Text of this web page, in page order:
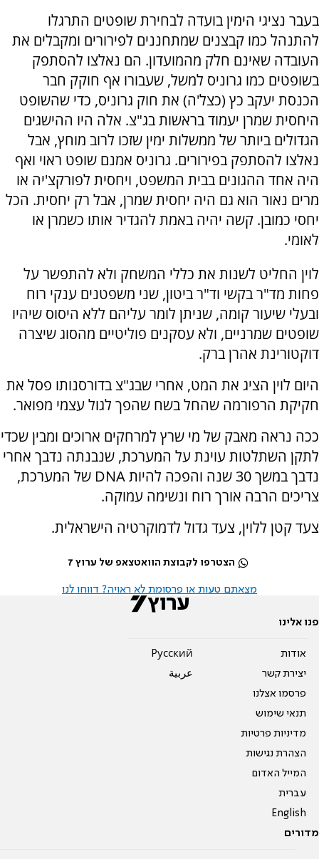
בעבר נציגי הימין בועדה לבחירת שופטים התרגלו
להתנהל כמו קבצנים שמתחננים לפירורים ומקבלים את
העובדה שאינם חלק מהמועדון. הם נאלצו להסתפק
בשופטים כמו גרוניס למשל, שעבורו אף חוקק חבר
הכנסת יעקב כץ (כצל'ה) את חוק גרוניס, כדי שהשופט
היחסית שמרן יעמוד בראשות בג"צ. אלה היו ההישגים
הגדולים ביותר של ממשלות ימין שזכו לרוב מוחץ, אבל
נאלצו להסתפק בפירורים. גרוניס אמנם שופט ראוי ואף
היה אחד ההגונים בבית המשפט, ויחסית לפורקצ'יה או
מרים נאור הוא גם היה יחסית שמרן, אבל רק יחסית. הכל
יחסי כמובן. קשה יהיה באמת להגדיר אותו כשמרן או
לאומי.
לוין החליט לשנות את כללי המשחק ולא להתפשר על
פחות מד"ר בקשי וד"ר ביטון, שני משפטנים ענקי רוח
ובעלי שיעור קומה, שניתן לומר עליהם ללא היסוס שיהיו
שופטים שמרניים, ולא עסקנים פוליטיים מהסוג שיצרה
דוקטורינת אהרן ברק.
היום לוין הציג את המט, אחרי שבג"צ בדורסנותו פסל את
חקיקת הרפורמה שהחל בשח שהפך לגול עצמי מפואר.
ככה נראה מאבק של מי שרץ למרחקים ארוכים ומבין שכדי
לתקן השתלטות עוינת על המערכת, שנבנתה נדבך אחרי
נדבך במשך 30 שנה והפכה להיות DNA של המערכת,
צריכים הרבה אורך רוח ונשימה עמוקה.
צעד קטן ללוין, צעד גדול לדמוקרטיה הישראלית.
הצטרפו לקבוצת הוואטצאפ של ערוץ 7
מצאתם טעות או פרסומת לא ראויה? דווחו לנו
פנו אלינו
אודות
יצירת קשר
פרסמו אצלנו
תנאי שימוש
מדיניות פרטיות
הצהרת נגישות
המייל האדום
עברית
English
Pусский
عربية
מדורים